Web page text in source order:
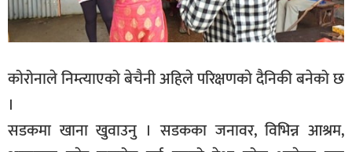
कोरोनाले निम्त्याएको बेचैनी अहिले परिक्षणकाे दैनिकी बनेको छ
।
सडकमा खाना खुवाउनु । सडकका जनावर, विभिन्न आश्रम,